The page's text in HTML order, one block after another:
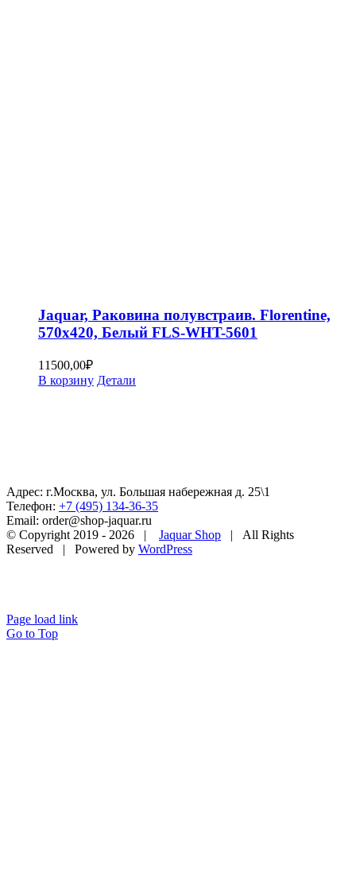
Jaquar, Раковина полувстраив. Florentine,
570х420, Белый FLS-WHT-5601
11500,00₽
В корзину Детали
Адрес: г.Москва, ул. Большая набережная д. 25\1
Телефон: +7 (495) 134-36-35
Email: order@shop-jaquar.ru
© Copyright 2019 - 2026 | Jaquar Shop | All Rights
Reserved | Powered by WordPress
Page load link
Go to Top